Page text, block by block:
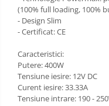
(100% full loading, 100%
- Design Slim
- Certificat: CE
Caracteristici:
Putere: 400W
Tensiune iesire: 12V DC
Curent iesire: 33.33A
Tensiune intrare: 190 -